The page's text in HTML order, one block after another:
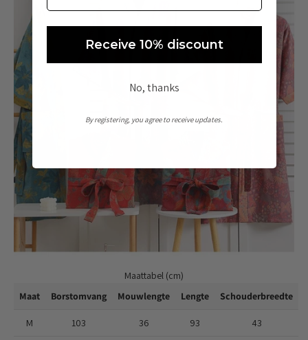
Maattabel (cm)
Maat
Borstomvang Mouwlengte Lengte Schouderbreedte
M 103 36 93 43
Receive 10% discount
No, thanks
By registering, you agree to receive updates.